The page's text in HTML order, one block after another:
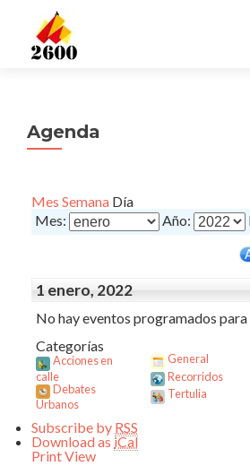
Agenda
Mes Semana Día
Mes:
Año:
1 enero, 2022
No hay eventos programados para
Categorías
Acciones en
calle
Debates
Urbanos
General
Recorridos
Tertulia
Subscribe by RSS
Download as iCal
PrintView